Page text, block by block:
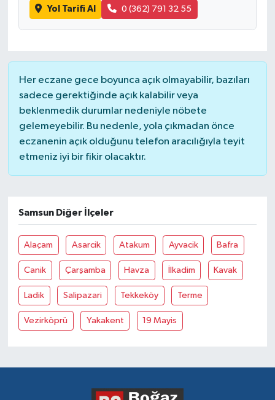
Yol Tarifi Al 0 (362) 791 32 55
Her eczane gece boyunca açık olmayabilir, bazıları
sadece gerektiğinde açık kalabilir veya
beklenmedik durumlar nedeniyle nöbete
gelemeyebilir. Bu nedenle, yola çıkmadan önce
eczanenin açık olduğunu telefon aracılığıyla teyit
etmeniz iyi bir fikir olacaktır.
Samsun Diğer İlçeler
Alaçam Asarcik Atakum Ayvacik Bafra
Canik Çarşamba Havza İlkadim Kavak
Ladik Salipazari Tekkeköy Terme
Vezirköprü Yakakent 19 Mayis